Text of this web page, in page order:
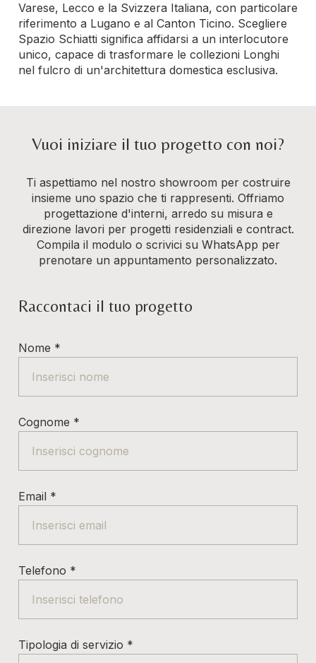
Varese, Lecco e la Svizzera Italiana, con particolare
riferimento a Lugano e al Canton Ticino. Scegliere
Spazio Schiatti significa affidarsi a un interlocutore
unico, capace di trasformare le collezioni Longhi
nel fulcro di un'architettura domestica esclusiva.
Vuoi iniziare il tuo progetto con noi?
Ti aspettiamo nel nostro showroom per costruire
insieme uno spazio che ti rappresenti. Offriamo
progettazione d'interni, arredo su misura e
direzione lavori per progetti residenziali e contract.
Compila il modulo o scrivici su WhatsApp per
prenotare un appuntamento personalizzato.
Raccontaci il tuo progetto
Nome *
Cognome *
Email *
Telefono *
Tipologia di servizio *